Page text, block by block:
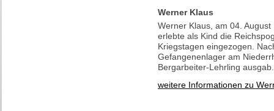
Werner Klaus
Werner Klaus, am 04.
erlebte als Kind die
Kriegstagen eingezogen.
Gefangenenlager am
Bergarbeiter-Lehrling ausgab.
weitere Informationen zu